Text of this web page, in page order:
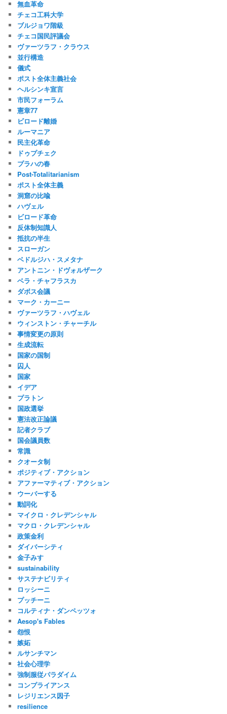
無血革命
チェコ工科大学
ブルジョワ階級
チェコ国民評議会
ヴァーツラフ・クラウス
並行構造
儀式
ポスト全体主義社会
ヘルシンキ宣言
市民フォーラム
憲章77
ビロード離婚
ルーマニア
民主化革命
ドゥプチェク
プラハの春
Post-Totalitarianism
ポスト全体主義
洞窟の比喩
ハヴェル
ビロード革命
反体制知識人
抵抗の半生
スローガン
ベドルジハ・スメタナ
アントニン・ドヴォルザーク
ベラ・チャフラスカ
ダボス会議
マーク・カーニー
ヴァーツラフ・ハヴェル
ウィンストン・チャーチル
事情変更の原則
生成流転
国家の国制
囚人
国家
イデア
プラトン
国政選挙
憲法改正論議
記者クラブ
国会議員数
常識
クオータ制
ポジティブ・アクション
アファーマティブ・アクション
ウーバーする
動詞化
マイクロ・クレデンシャル
マクロ・クレデンシャル
政策金利
ダイバーシティ
金子みすゞ
sustainability
サステナビリティ
ロッシーニ
プッチーニ
コルティナ・ダンペッツォ
Aesop's Fables
怨恨
嫉妬
ルサンチマン
社会心理学
強制服従パラダイム
コンプライアンス
レジリエンス因子
resilience